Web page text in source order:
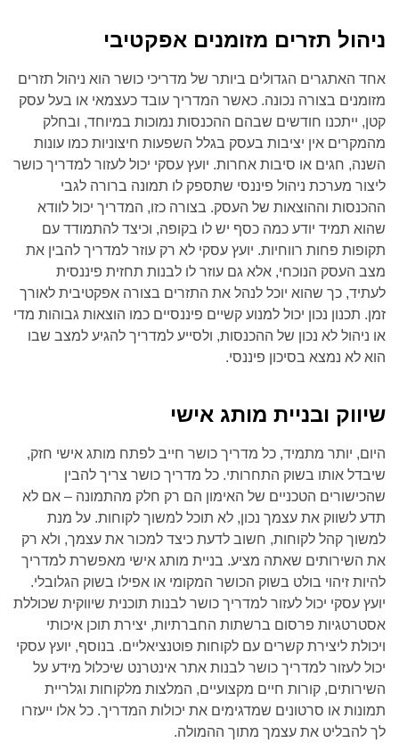
ניהול תזרים מזומנים אפקטיבי
אחד האתגרים הגדולים ביותר של מדריכי כושר הוא ניהול תזרים
מזומנים בצורה נכונה. כאשר המדריך עובד כעצמאי או בעל עסק
קטן, ייתכנו חודשים שבהם ההכנסות נמוכות במיוחד, ובחלק
מהמקרים אין יציבות בעסק בגלל השפעות חיצוניות כמו עונות
השנה, חגים או סיבות אחרות. יועץ עסקי יכול לעזור למדריך כושר
ליצור מערכת ניהול פיננסי שתספק לו תמונה ברורה לגבי
ההכנסות וההוצאות של העסק. בצורה כזו, המדריך יכול לוודא
שהוא תמיד יודע כמה כסף יש לו בקופה, וכיצד להתמודד עם
תקופות פחות רווחיות. יועץ עסקי לא רק עוזר למדריך להבין את
מצב העסק הנוכחי, אלא גם עוזר לו לבנות תחזית פיננסית
לעתיד, כך שהוא יוכל לנהל את התזרים בצורה אפקטיבית לאורך
זמן. תכנון נכון יכול למנוע קשיים פיננסיים כמו הוצאות גבוהות מדי
או ניהול לא נכון של ההכנסות, ולסייע למדריך להגיע למצב שבו
הוא לא נמצא בסיכון פיננסי.
שיווק ובניית מותג אישי
היום, יותר מתמיד, כל מדריך כושר חייב לפתח מותג אישי חזק,
שיבדל אותו בשוק התחרותי. כל מדריך כושר צריך להבין
שהכישורים הטכניים של האימון הם רק חלק מהתמונה – אם לא
תדע לשווק את עצמך נכון, לא תוכל למשוך לקוחות. על מנת
למשוך קהל לקוחות, חשוב לדעת כיצד למכור את עצמך, ולא רק
את השירותים שאתה מציע. בניית מותג אישי מאפשרת למדריך
להיות זיהוי בולט בשוק הכושר המקומי או אפילו בשוק הגלובלי.
יועץ עסקי יכול לעזור למדריך כושר לבנות תוכנית שיווקית שכוללת
אסטרטגיות פרסום ברשתות החברתיות, יצירת תוכן איכותי
ויכולת ליצירת קשרים עם לקוחות פוטנציאליים. בנוסף, יועץ עסקי
יכול לעזור למדריך כושר לבנות אתר אינטרנט שיכלול מידע על
השירותים, קורות חיים מקצועיים, המלצות מלקוחות וגלריית
תמונות או סרטונים שמדגימים את יכולות המדריך. כל אלו ייעזרו
לך להבליט את עצמך מתוך ההמולה.